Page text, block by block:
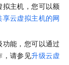
主机，您可以额
享云虚拟主机的网
能，您可以通过
，请参见升级云虚